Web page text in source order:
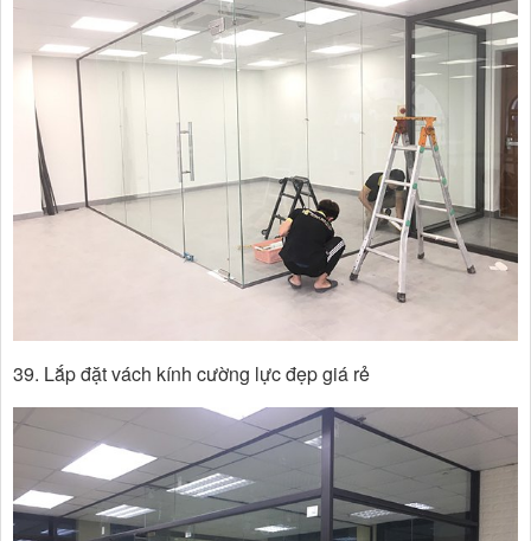
39. Lắp đặt vách kính cường lực đẹp giá rẻ